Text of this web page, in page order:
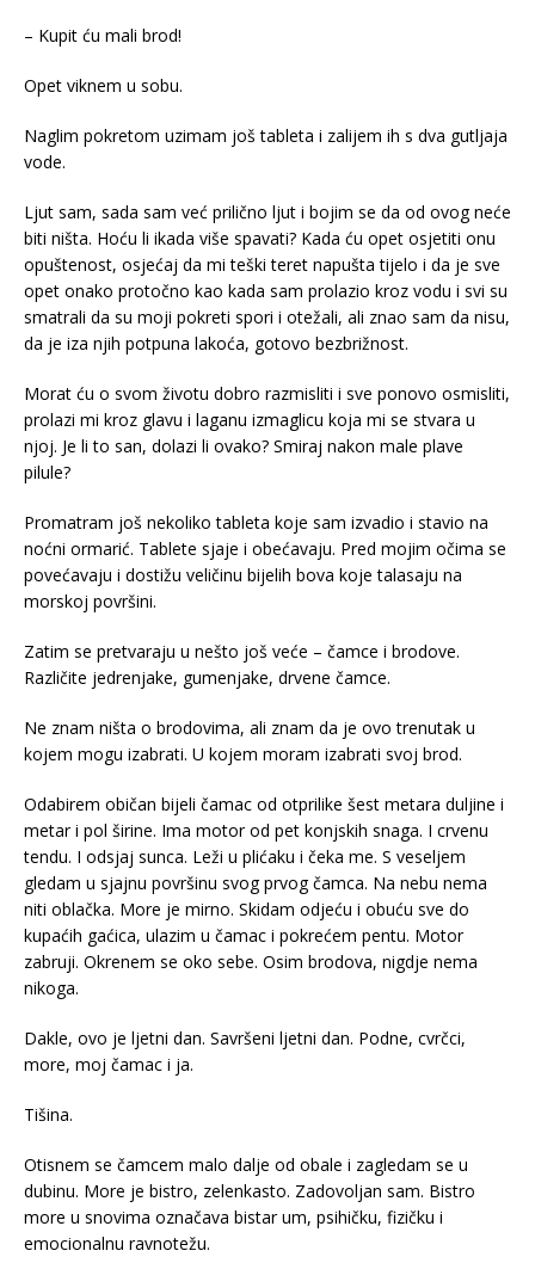
– Kupit ću mali brod!
Opet viknem u sobu.
Naglim pokretom uzimam još tableta i zalijem ih s dva gutljaja
vode.
Ljut sam, sada sam već prilično ljut i bojim se da od ovog neće
biti ništa. Hoću li ikada više spavati? Kada ću opet osjetiti onu
opuštenost, osjećaj da mi teški teret napušta tijelo i da je sve
opet onako protočno kao kada sam prolazio kroz vodu i svi su
smatrali da su moji pokreti spori i otežali, ali znao sam da nisu,
da je iza njih potpuna lakoća, gotovo bezbrižnost.
Morat ću o svom životu dobro razmisliti i sve ponovo osmisliti,
prolazi mi kroz glavu i laganu izmaglicu koja mi se stvara u
njoj. Je li to san, dolazi li ovako? Smiraj nakon male plave
pilule?
Promatram još nekoliko tableta koje sam izvadio i stavio na
noćni ormarić. Tablete sjaje i obećavaju. Pred mojim očima se
povećavaju i dostižu veličinu bijelih bova koje talasaju na
morskoj površini.
Zatim se pretvaraju u nešto još veće – čamce i brodove.
Različite jedrenjake, gumenjake, drvene čamce.
Ne znam ništa o brodovima, ali znam da je ovo trenutak u
kojem mogu izabrati. U kojem moram izabrati svoj brod.
Odabirem običan bijeli čamac od otprilike šest metara duljine i
metar i pol širine. Ima motor od pet konjskih snaga. I crvenu
tendu. I odsjaj sunca. Leži u plićaku i čeka me. S veseljem
gledam u sjajnu površinu svog prvog čamca. Na nebu nema
niti oblačka. More je mirno. Skidam odjeću i obuću sve do
kupaćih gaćica, ulazim u čamac i pokrećem pentu. Motor
zabruji. Okrenem se oko sebe. Osim brodova, nigdje nema
nikoga.
Dakle, ovo je ljetni dan. Savršeni ljetni dan. Podne, cvrčci,
more, moj čamac i ja.
Tišina.
Otisnem se čamcem malo dalje od obale i zagledam se u
dubinu. More je bistro, zelenkasto. Zadovoljan sam. Bistro
more u snovima označava bistar um, psihičku, fizičku i
emocionalnu ravnotežu.